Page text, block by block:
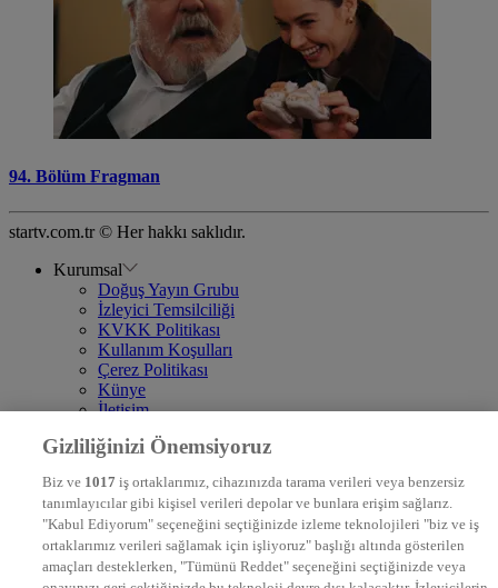
94. Bölüm Fragman
startv.com.tr © Her hakkı saklıdır.
Kurumsal
Doğuş Yayın Grubu
İzleyici Temsilciliği
KVKK Politikası
Kullanım Koşulları
Çerez Politikası
Künye
İletişim
DYG Televizyonlar
STAR
EURO STAR
KRAL POP TV
DYG Radyolar
NTV RADYO
Gizliliğinizi Önemsiyoruz
Biz ve 1017 iş ortaklarımız, cihazınızda tarama verileri veya benzersiz
tanımlayıcılar gibi kişisel verileri depolar ve bunlara erişim sağlarız.
"Kabul Ediyorum" seçeneğini seçtiğinizde izleme teknolojileri "biz ve iş
ortaklarımız verileri sağlamak için işliyoruz" başlığı altında gösterilen
amaçları desteklerken, "Tümünü Reddet" seçeneğini seçtiğinizde veya